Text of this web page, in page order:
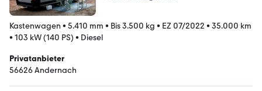
Kastenwagen • 5.410 mm • Bis 3.500 kg • EZ 07/2022 • 35.000 km
• 103 kW (140 PS) • Diesel
Privatanbieter
56626 Andernach